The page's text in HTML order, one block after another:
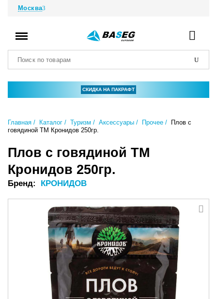
Москва
СКИДКА НА ПАКРАФТ
Главная Каталог Туризм Аксессуары Прочее
Плов с
говядиной ТМ Кронидов 250гр.
Плов с говядиной ТМ
Кронидов 250гр.
Бренд: КРОНИДОВ